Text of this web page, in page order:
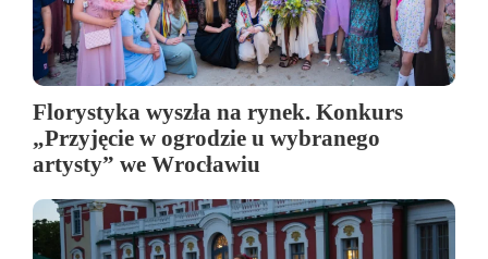
Florystyka wyszła na rynek. Konkurs
„Przyjęcie w ogrodzie u wybranego
artysty” we Wrocławiu